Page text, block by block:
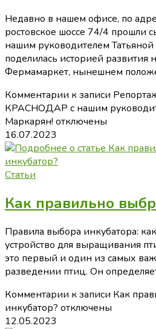
Недавно в нашем офисе, по
ростовское шоссе 74/4 прошли
нашим руководителем
поделилась историей развития
Фермамаркет, нынешнем
Комментарии к записи
КРАСНОДАР с нашим
Маркарян! отключены
16.07.2023
Статьи
Как правильно
Правила выбора инкубатора:
устройство для выращивания
это первый и один из самых
разведении птиц. Он
Комментарии к записи Как
инкубатор? отключены
12.05.2023